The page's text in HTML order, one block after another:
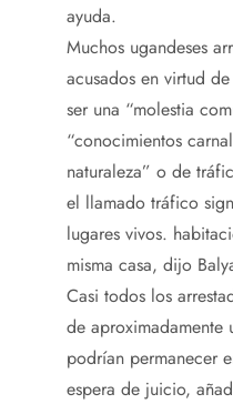
ayuda.
Muchos ugandeses
acusados ​​en virtud
ser una “molestia
“conocimientos
naturaleza” o de
el llamado tráfico
lugares vivos.
misma casa, dijo
Casi todos los
de aproximadamente
podrían permanecer
espera de juicio,